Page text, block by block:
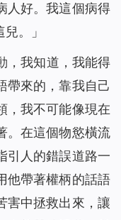
人好。我這個病得
。」
，我知道，我能得
帶來的，靠我自己
，我不可能像現在
。在這個物慾橫流
引人的錯誤道路一
他帶著權柄的話語
害中拯救出來，讓